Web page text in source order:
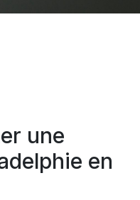
une
en